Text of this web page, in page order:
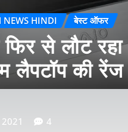
NEWS HINDI बेस्ट ऑफर
से लौट रहा
लैपटॉप की रेंज
2021 4